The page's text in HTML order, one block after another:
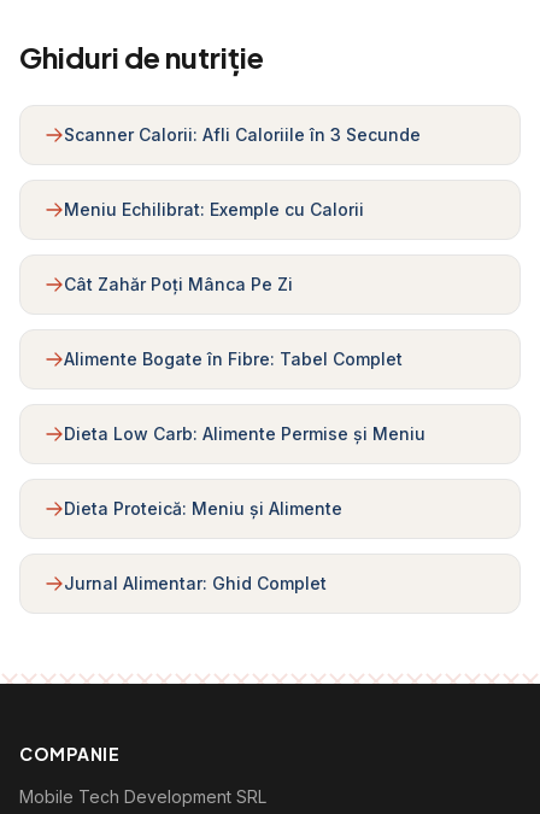
Ghiduri de nutriție
Scanner Calorii: Afli Caloriile în 3 Secunde
Meniu Echilibrat: Exemple cu Calorii
Cât Zahăr Poți Mânca Pe Zi
Alimente Bogate în Fibre: Tabel Complet
Dieta Low Carb: Alimente Permise și Meniu
Dieta Proteică: Meniu și Alimente
Jurnal Alimentar: Ghid Complet
COMPANIE
Mobile Tech Development SRL